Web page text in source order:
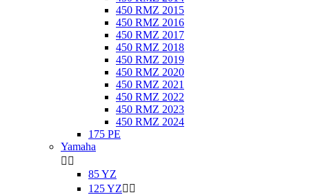
450 RMZ 2015
450 RMZ 2016
450 RMZ 2017
450 RMZ 2018
450 RMZ 2019
450 RMZ 2020
450 RMZ 2021
450 RMZ 2022
450 RMZ 2023
450 RMZ 2024
175 PE
Yamaha
 
85 YZ
125 YZ 